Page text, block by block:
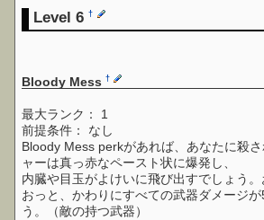
Level 6†
Bloody Mess†
最大ランク： 1
前提条件： なし
Bloody Mess perkがあれば、あなたに殺
ャーは真っ赤なペースト状に爆発し、
内臓や目玉がよけいに飛び出すでしょう。
おっと、かわりにすべての武器ダメージ
う。（敵の持つ武器）